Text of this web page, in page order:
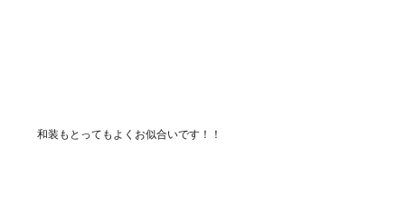
和装もとってもよくお似合いです！！